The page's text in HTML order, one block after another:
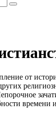
от